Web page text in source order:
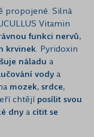
propojené. Silná
Vitamin
funkci nervů,
krvinek. Pyridoxin
náladu a
vody a
mozek, srdce,
chtějí posílit svou
dny a cítit se